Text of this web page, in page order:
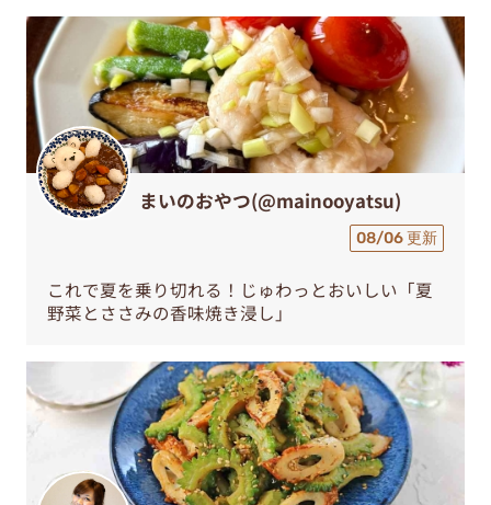
まいのおやつ(@mainooyatsu)
08/06 更新
これで夏を乗り切れる！じゅわっとおいしい「夏
野菜とささみの香味焼き浸し」